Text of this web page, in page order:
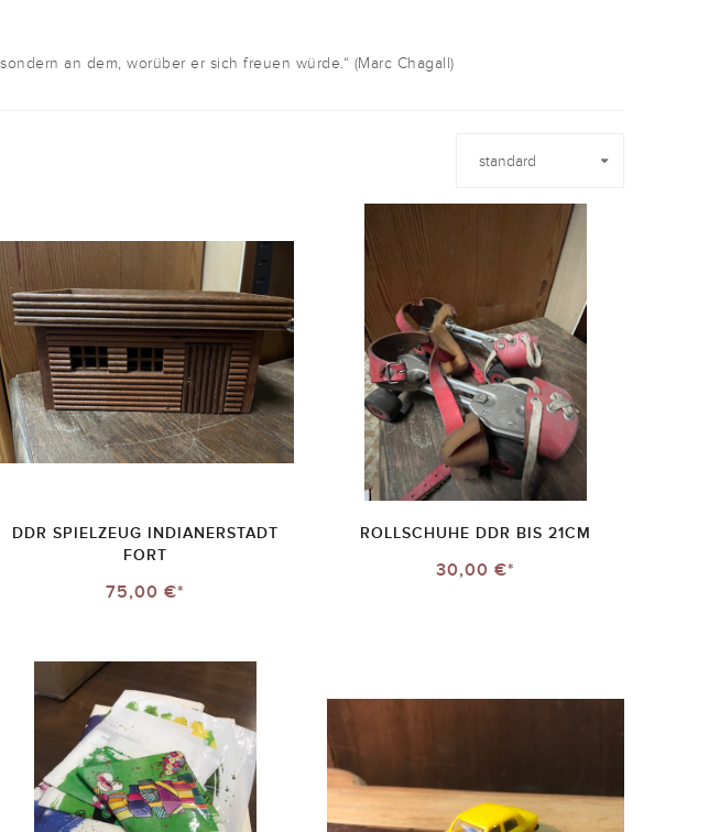
an dem, worüber er sich freuen würde.“ (Marc Chagall)
DDR SPIELZEUG INDIANERSTADT
FORT
75,00 €*
ROLLSCHUHE DDR BIS 21CM
30,00 €*